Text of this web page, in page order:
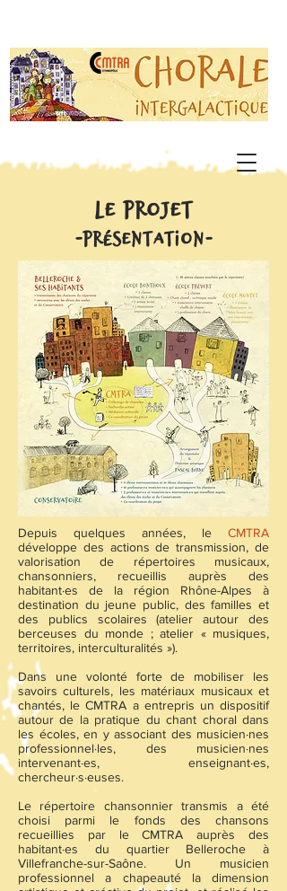
Le Projet
-Présentation-
Depuis quelques années, le CMTRA
développe des actions de transmission, de
valorisation de répertoires musicaux,
chansonniers, recueillis auprès des
habitant·es de la région Rhône-Alpes à
destination du jeune public, des familles et
des publics scolaires (atelier autour des
berceuses du monde ; atelier « musiques,
territoires, interculturalités »).
Dans une volonté forte de mobiliser les
savoirs culturels, les matériaux musicaux et
chantés, le CMTRA a entrepris un dispositif
autour de la pratique du chant choral dans
les écoles, en y associant des musicien·nes
professionnel·les, des musicien·nes
intervenant·es, enseignant·es,
chercheur·s·euses.
Le répertoire chansonnier transmis a été
choisi parmi le fonds des chansons
recueillies par le CMTRA auprès des
habitant·es du quartier Belleroche à
Villefranche-sur-Saône. Un musicien
professionnel a chapeauté la dimension